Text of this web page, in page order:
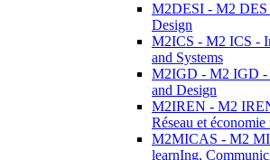
M2DESI - M2 DES
Design
M2ICS - M2 ICS -
and Systems
M2IGD - M2 IGD -
and Design
M2IREN - M2
Réseau et
M2MICAS - M2
learnIng,